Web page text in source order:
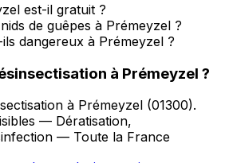
est-il gratuit ?
de guêpes à Prémeyzel ?
dangereux à Prémeyzel ?
à Prémeyzel ?
à Prémeyzel (01300).
— Dératisation,
— Toute la France